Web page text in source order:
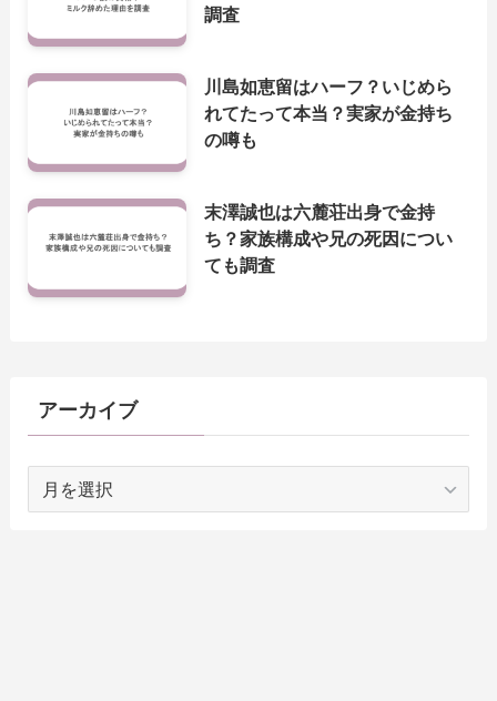
調査
川島如恵留はハーフ？いじめら
れてたって本当？実家が金持ち
の噂も
末澤誠也は六麓荘出身で金持
ち？家族構成や兄の死因につい
ても調査
アーカイブ